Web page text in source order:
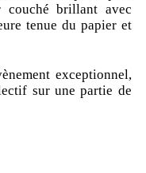
brillant avec
tenue du papier et
exceptionnel,
sur une partie de